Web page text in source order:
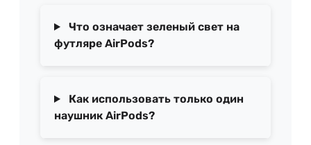
Что означает зеленый свет на
футляре AirPods?
Как использовать только один
наушник AirPods?